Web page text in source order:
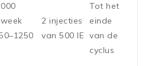
2 injecties
van 500 IE
Tot het
einde
van de
cyclus